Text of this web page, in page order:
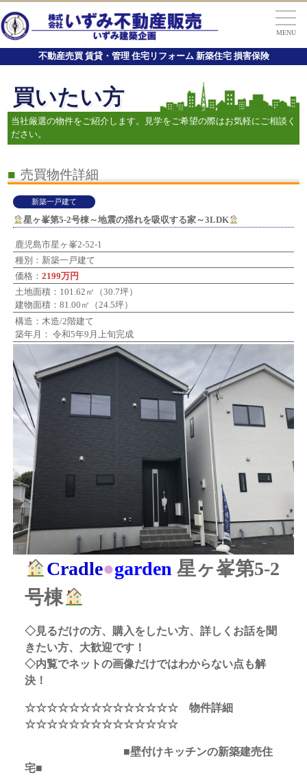
MENU
不動産売買 賃貸・管理 住宅リフォーム 新築住宅 損害保険
買いたい方
当社厳選の物件をご紹介します。見学をご希望の際はお気軽にご相談く
ださい。
■ 売買物件詳細
新築一戸建て
星ヶ峯第5-2号棟～地震の揺れを吸収する家～3LDK
鹿児島市星ヶ峯2-52-1
種別：新築一戸建て
価格：2199万円
土地面積：101.62㎡（30.7坪）
建物面積：81.00㎡（24.5坪）
構造：木造/2階建て
築年月： 令和5年9月上旬完成
Cradle●garden星ヶ峯第5-2
号棟
◇見るだけの方、購入をしたい方、詳しくお話を聞
きたい方、大歓迎です！
◇内覧でネットの画像だけではわからない点も解
決！
☆☆☆☆☆☆☆☆☆☆☆☆☆☆ 物件詳細
☆☆☆☆☆☆☆☆☆☆☆☆☆☆
■壁付けキッチンの新築建売住
宅■